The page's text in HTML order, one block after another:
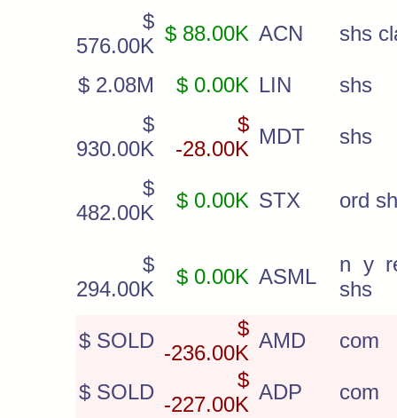
$
576.00K
$ 88.00K ACN shs
$ 2.08M $ 0.00K LIN
shs
$
930.00K
$
-28.00K
MDT shs
$
482.00K
$ 0.00K STX ord
$
294.00K
$ 0.00K ASML
n y
shs
$ SOLD
$
-236.00K
AMD com
$ SOLD
$
-227.00K
ADP com